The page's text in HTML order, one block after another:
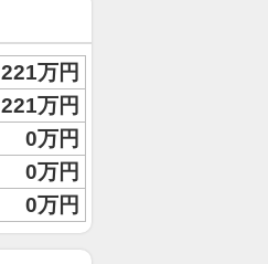
221万円
221万円
0万円
0万円
0万円